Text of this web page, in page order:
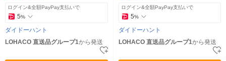
ログイン&全額PayPay支払いで
5%
ダイドーハント
LOHACO 直送品グループ1から発送
ログイン&全額PayPay支払いで
5%
ダイドーハント
LOHACO 直送品グループ1から発送